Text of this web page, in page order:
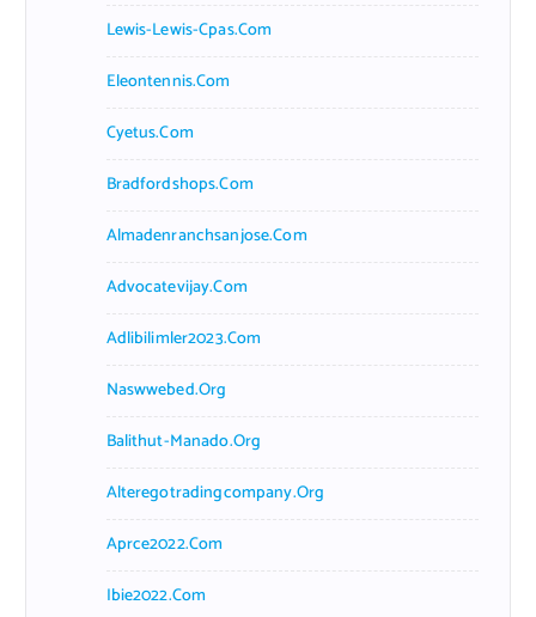
Lewis-Lewis-Cpas.com
Eleontennis.com
Cyetus.com
Bradfordshops.com
Almadenranchsanjose.com
Advocatevijay.com
Adlibilimler2023.com
Naswwebed.org
Balithut-Manado.org
Alteregotradingcompany.org
Aprce2022.com
Ibie2022.com